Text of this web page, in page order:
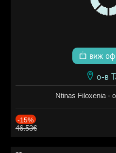
виж
о-в
Ntinas Filoxenia -
-15%
46.53€